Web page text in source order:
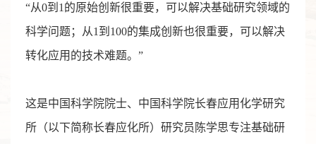
“从0到1的原始创新很重要，可以解决基础研究领域的
科学问题；从1到100的集成创新也很重要，可以解决
转化应用的技术难题。”
这是中国科学院院士、中国科学院长春应用化学研究
所（以下简称长春应化所）研究员陈学思专注基础研